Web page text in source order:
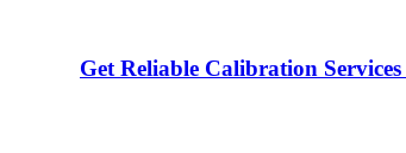
Get Reliable Calibration